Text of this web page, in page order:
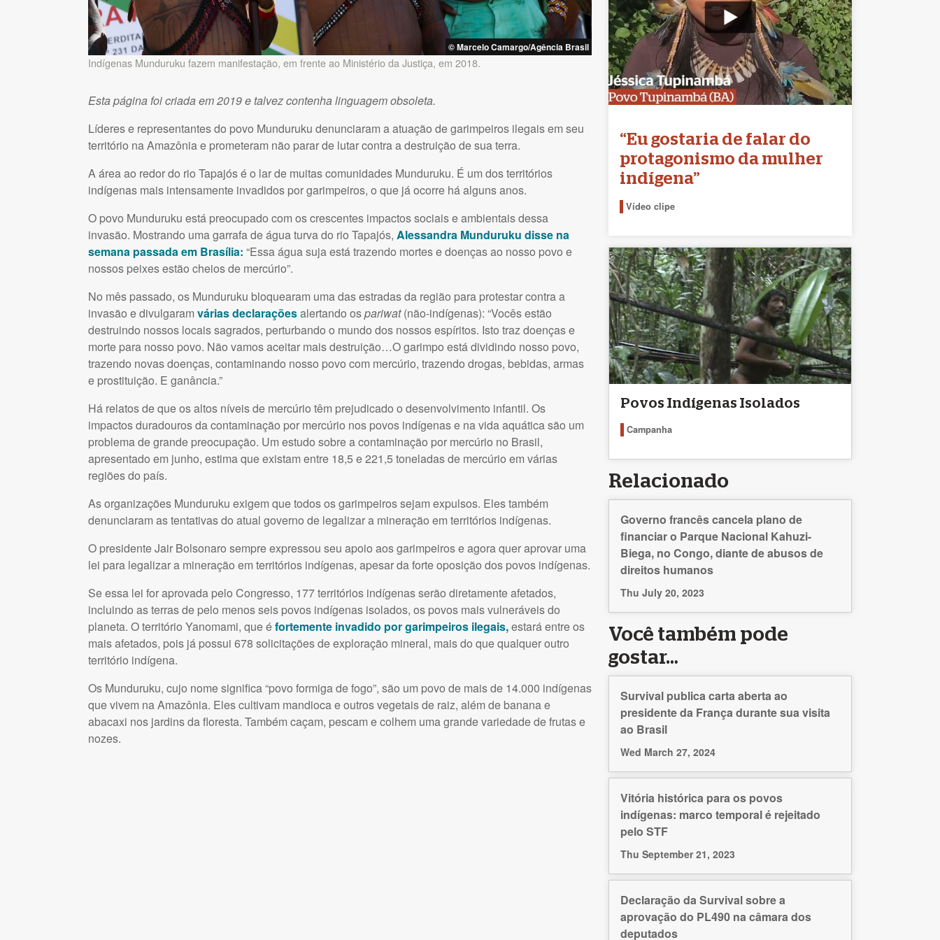
© Marcelo Camargo/Agência Brasil
Indígenas Munduruku fazem manifestação, em frente ao Ministério da Justiça, em 2018.
Esta página foi criada em 2019 e talvez contenha linguagem obsoleta.
Líderes e representantes do povo Munduruku denunciaram a atuação de garimpeiros ilegais em seu
território na Amazônia e prometeram não parar de lutar contra a destruição de sua terra.
A área ao redor do rio Tapajós é o lar de muitas comunidades Munduruku. É um dos territórios
indígenas mais intensamente invadidos por garimpeiros, o que já ocorre há alguns anos.
O povo Munduruku está preocupado com os crescentes impactos sociais e ambientais dessa
invasão. Mostrando uma garrafa de água turva do rio Tapajós, Alessandra Munduruku disse na
semana passada em Brasília: “Essa água suja está trazendo mortes e doenças ao nosso povo e
nossos peixes estão cheios de mercúrio”.
No mês passado, os Munduruku bloquearam uma das estradas da região para protestar contra a
invasão e divulgaram várias declaraçõesalertando ospariwat(não-indígenas): “Vocês estão
destruindo nossos locais sagrados, perturbando o mundo dos nossos espíritos. Isto traz doenças e
morte para nosso povo. Não vamos aceitar mais destruição…O garimpo está dividindo nosso povo,
trazendo novas doenças, contaminando nosso povo com mercúrio, trazendo drogas, bebidas, armas
e prostituição. E ganância.”
Há relatos de que os altos níveis de mercúrio têm prejudicado o desenvolvimento infantil. Os
impactos duradouros da contaminação por mercúrio nos povos indígenas e na vida aquática são um
problema de grande preocupação. Um estudo sobre a contaminação por mercúrio no Brasil,
apresentado em junho, estima que existam entre 18,5 e 221,5 toneladas de mercúrio em várias
regiões do país.
As organizações Munduruku exigem que todos os garimpeiros sejam expulsos. Eles também
denunciaram as tentativas do atual governo de legalizar a mineração em territórios indígenas.
O presidente Jair Bolsonaro sempre expressou seu apoio aos garimpeiros e agora quer aprovar uma
lei para legalizar a mineração em territórios indígenas, apesar da forte oposição dos povos indígenas.
Se essa lei for aprovada pelo Congresso, 177 territórios indígenas serão diretamente afetados,
incluindo as terras de pelo menos seis povos indígenas isolados, os povos mais vulneráveis do
planeta. O território Yanomami, que éfortemente invadido por garimpeiros ilegais,estará entre os
mais afetados, pois já possui 678 solicitações de exploração mineral, mais do que qualquer outro
território indígena.
Os Munduruku, cujo nome significa “povo formiga de fogo”, são um povo de mais de 14.000 indígenas
que vivem na Amazônia. Eles cultivam mandioca e outros vegetais de raiz, além de banana e
abacaxi nos jardins da floresta. Também caçam, pescam e colhem uma grande variedade de frutas e
nozes.
“Eu gostaria de falar do
protagonismo da mulher
indígena”
Vídeo clipe
Povos Indígenas Isolados
Campanha
Relacionado
Governo francês cancela plano de
financiar o Parque Nacional Kahuzi-
Biega, no Congo, diante de abusos de
direitos humanos
Thu July 20, 2023
Você também pode
gostar…
Survival publica carta aberta ao
presidente da França durante sua visita
ao Brasil
Wed March 27, 2024
Vitória histórica para os povos
indígenas: marco temporal é rejeitado
pelo STF
Thu September 21, 2023
Declaração da Survival sobre a
aprovação do PL490 na câmara dos
deputados